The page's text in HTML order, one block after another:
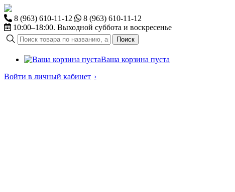
8 (963) 610-11-12
8 (963) 610-11-12
10:00–18:00. Выходной суббота и воскресенье
Поиск
Ваша корзина пуста
Войти в личный кабинет ›